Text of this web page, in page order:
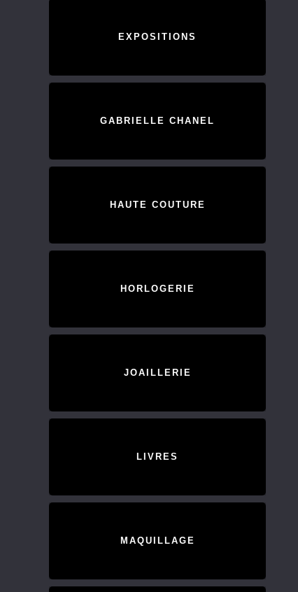
EXPOSITIONS
GABRIELLE CHANEL
HAUTE COUTURE
HORLOGERIE
JOAILLERIE
LIVRES
MAQUILLAGE